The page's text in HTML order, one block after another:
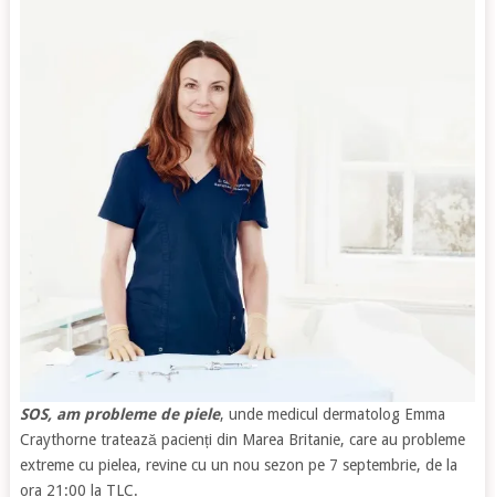
SOS, am probleme de piele, unde medicul dermatolog Emma
Craythorne tratează pacienți din Marea Britanie, care au probleme
extreme cu pielea, revine cu un nou sezon pe 7 septembrie, de la
ora 21:00 la TLC.